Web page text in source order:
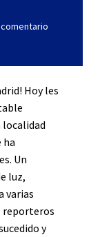
Hoy les
localidad
ha
Un
luz,
varias
reporteros
y